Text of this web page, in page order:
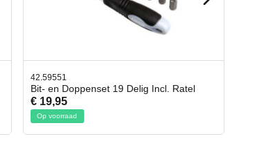
42.65998
Afbreekmes 2 stuks
€ 10,95
Op voorraad